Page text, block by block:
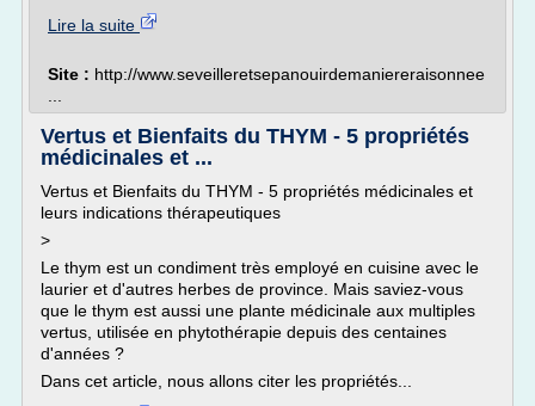
Lire la suite
Site : http://www.seveilleretsepanouirdemaniereraisonnee
Vertus et Bienfaits du THYM - 5 propriétés
médicinales et ...
Vertus et Bienfaits du THYM - 5 propriétés médicinales et
leurs indications thérapeutiques
>
Le thym est un condiment très employé en cuisine avec le
laurier et d'autres herbes de province. Mais saviez-vous
que le thym est aussi une plante médicinale aux multiples
vertus, utilisée en phytothérapie depuis des centaines
d'années ?
Dans cet article, nous allons citer les propriétés...